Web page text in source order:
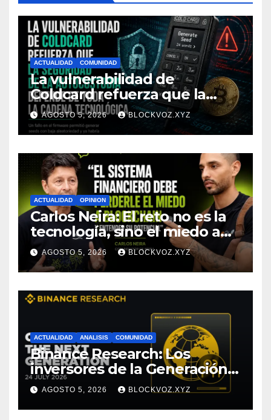
ACTUALIDAD COMUNIDAD
La vulnerabilidad de
Coldcard refuerza que la
seguridad de la autocustodia
depende de toda la cadena
tecnológica, afirma CoinEx
Research
AGOSTO 5, 2026 BLOCKVOZ.XYZ
ACTUALIDAD OPINION
Carlos Neira: El reto no es la
tecnología, sino el miedo a
entenderla
AGOSTO 5, 2026 BLOCKVOZ.XYZ
ACTUALIDAD ANALISIS COMUNIDAD
Binance Research: Los
inversores de la Generación Z
empiezan más jóvenes y
muestran mayor disciplina
financiera
AGOSTO 5, 2026 BLOCKVOZ.XYZ